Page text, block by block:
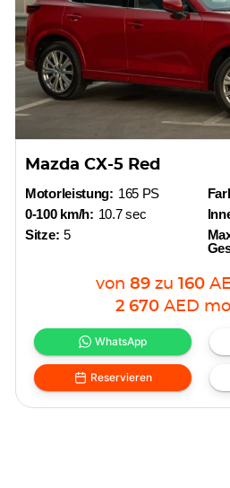
Mazda CX-5 Red
Motorleistung: 165 PS
0-100 km/h: 10.7 sec
Sitze: 5
von 89 zu 160
2 670 AED
WhatsApp
Reservieren